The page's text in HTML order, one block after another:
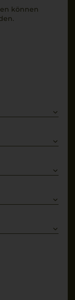
können